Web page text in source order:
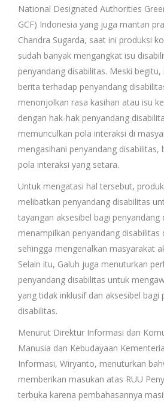
National Designated Authorities
GCF) Indonesia yang juga mantan
Chandra Sugarda, saat ini produksi
sudah banyak mengangkat isu
penyandang disabilitas. Meski
berita terhadap penyandang
menonjolkan rasa kasihan atau isu
dengan hak-hak penyandang
memunculkan pola interaksi di
mengasihani penyandang disabilitas,
pola interaksi yang setara.
Untuk mengatasi hal tersebut,
melibatkan penyandang disabilitas
tayangan aksesibel bagi penyandang
menampilkan penyandang disabilitas
sehingga mengenalkan masyarakat
Selain itu, Galuh juga menuturkan
penyandang disabilitas untuk
yang tidak inklusif dan aksesibel bagi
disabilitas.
Menurut Direktur Informasi dan
Manusia dan Kebudayaan
Informasi, Wiryanto, menuturkan
memberikan masukan atas RUU
terbuka karena pembahasannya